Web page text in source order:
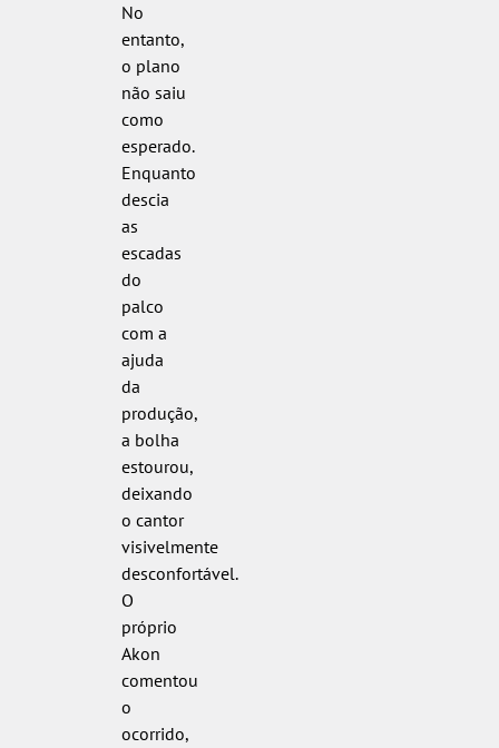
No
entanto,
o plano
não saiu
como
esperado.
Enquanto
descia
as
escadas
do
palco
com a
ajuda
da
produção,
a bolha
estourou,
deixando
o cantor
visivelmente
desconfortável.
O
próprio
Akon
comentou
o
ocorrido,